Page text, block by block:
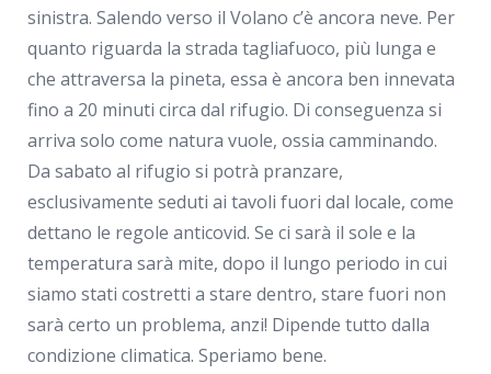
sinistra. Salendo verso il Volano c’è ancora neve. Per
quanto riguarda la strada tagliafuoco, più lunga e
che attraversa la pineta, essa è ancora ben innevata
fino a 20 minuti circa dal rifugio. Di conseguenza si
arriva solo come natura vuole, ossia camminando.
Da sabato al rifugio si potrà pranzare,
esclusivamente seduti ai tavoli fuori dal locale, come
dettano le regole anticovid. Se ci sarà il sole e la
temperatura sarà mite, dopo il lungo periodo in cui
siamo stati costretti a stare dentro, stare fuori non
sarà certo un problema, anzi! Dipende tutto dalla
condizione climatica. Speriamo bene.